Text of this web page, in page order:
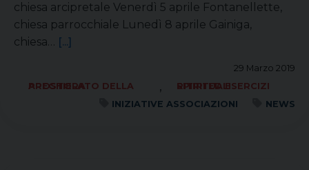
chiesa arcipretale Venerdì 5 aprile Fontanellette,
chiesa parrocchiale Lunedì 8 aprile Gainiga,
chiesa… [...]
29 Marzo 2019
APOSTOLATO DELLA PREGHIERA
,
RITIRI ED ESERCIZI SPIRITUALI
INIZIATIVE ASSOCIAZIONI
NEWS